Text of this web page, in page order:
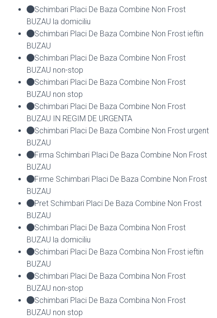
Schimbari Placi De Baza Combine Non Frost
BUZAU la domiciliu
Schimbari Placi De Baza Combine Non Frost ieftin
BUZAU
Schimbari Placi De Baza Combine Non Frost
BUZAU non-stop
Schimbari Placi De Baza Combine Non Frost
BUZAU non stop
Schimbari Placi De Baza Combine Non Frost
BUZAU IN REGIM DE URGENTA
Schimbari Placi De Baza Combine Non Frost urgent
BUZAU
Firma Schimbari Placi De Baza Combine Non Frost
BUZAU
Firme Schimbari Placi De Baza Combine Non Frost
BUZAU
Pret Schimbari Placi De Baza Combine Non Frost
BUZAU
Schimbari Placi De Baza Combina Non Frost
BUZAU la domiciliu
Schimbari Placi De Baza Combina Non Frost ieftin
BUZAU
Schimbari Placi De Baza Combina Non Frost
BUZAU non-stop
Schimbari Placi De Baza Combina Non Frost
BUZAU non stop